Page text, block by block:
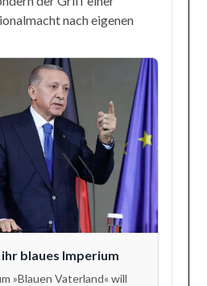
nach eigenen
blaues Imperium
»Blauen Vaterland« will